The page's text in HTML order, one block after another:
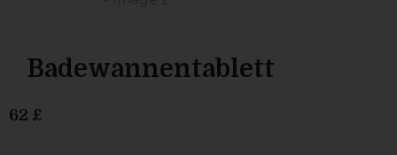
Badewannentablett
62 £